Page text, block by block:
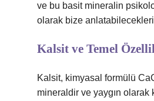
ve bu basit mineralin
olarak bize
Kalsit ve Temel
Kalsit, kimyasal formülü
mineraldir ve yaygın olarak